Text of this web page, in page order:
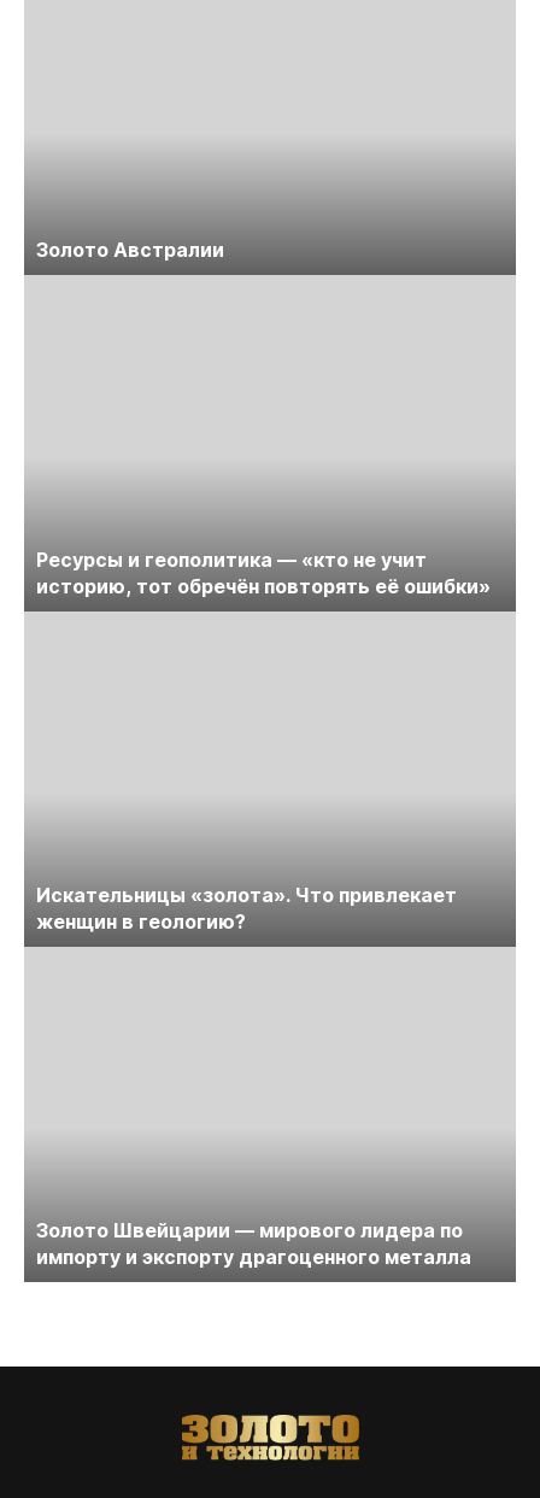
Золото Австралии
Ресурсы и геополитика — «кто не учит
историю, тот обречён повторять её ошибки»
Искательницы «золота». Что привлекает
женщин в геологию?
Золото Швейцарии — мирового лидера по
импорту и экспорту драгоценного металла